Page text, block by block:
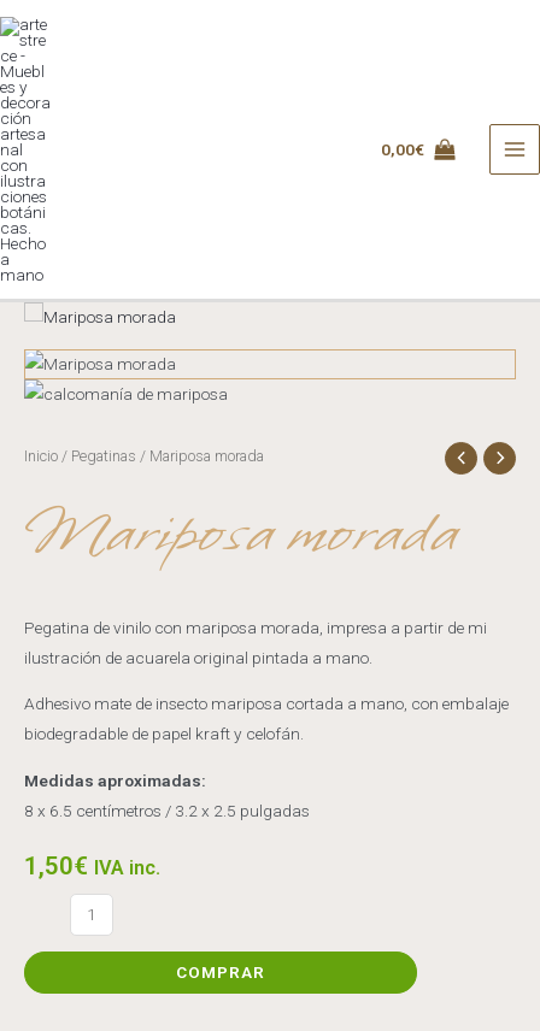
Ir
contenido
0,00€
Inicio / Pegatinas / Mariposa morada
Mariposa morada
Pegatina de vinilo con mariposa morada, impresa a partir de mi
ilustración de acuarela original pintada a mano.
Adhesivo mate de insecto mariposa cortada a mano, con embalaje
biodegradable de papel kraft y celofán.
Medidas aproximadas:
8 x 6.5 centímetros / 3.2 x 2.5 pulgadas
1,50€ IVA inc.
Mariposa
morada
cantidad
COMPRAR